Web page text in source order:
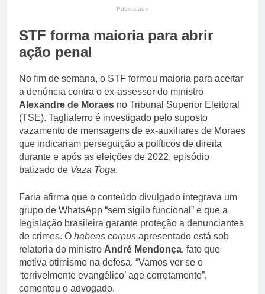
Publicidade
STF forma maioria para abrir
ação penal
No fim de semana, o STF formou maioria para aceitar
a denúncia contra o ex-assessor do ministro
Alexandre de Moraes no Tribunal Superior Eleitoral
(TSE). Tagliaferro é investigado pelo suposto
vazamento de mensagens de ex-auxiliares de Moraes
que indicariam perseguição a políticos de direita
durante e após as eleições de 2022, episódio
batizado de Vaza Toga.
Faria afirma que o conteúdo divulgado integrava um
grupo de WhatsApp “sem sigilo funcional” e que a
legislação brasileira garante proteção a denunciantes
de crimes. O habeas corpus apresentado está sob
relatoria do ministro André Mendonça, fato que
motiva otimismo na defesa. “Vamos ver se o
‘terrivelmente evangélico’ age corretamente”,
comentou o advogado.